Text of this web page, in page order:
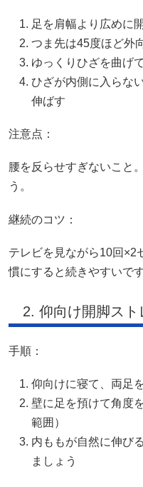
足を肩幅より広めに
つま先は45度ほど外
ゆっくりひざを曲げ
ひざが内側に入らな
伸ばす
注意点：
腰を反らせすぎないこと
う。
継続のコツ：
テレビを見ながら10回×2
慣にすると続きやすいです
2. 仰向け開脚スト
手順：
仰向けに寝て、両足
壁に足を預けて角度
範囲）
内ももが自然に伸び
ましょう